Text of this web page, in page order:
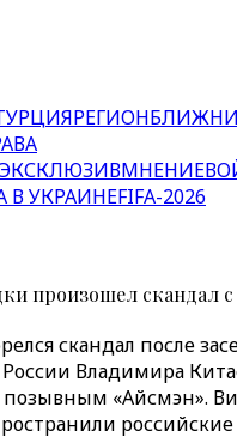
РЕГИОН
ЭКСКЛЮЗИВМНЕНИЕ
В УКРАИНЕFIFA-2026
произошел скандал с
скандал после
Владимира
позывным «Айсмэн».
российские